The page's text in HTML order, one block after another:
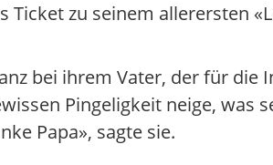
zu seinem allerersten
bei ihrem Vater, der für die
Pingeligkeit neige, was
Papa», sagte sie.